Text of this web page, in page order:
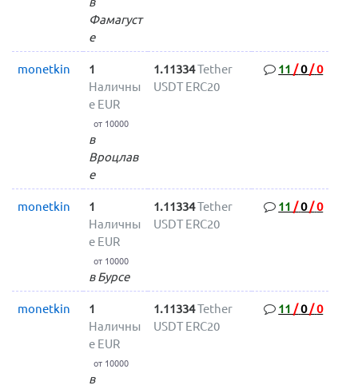
Фамагуст
е
monetkin
1
Наличны
е EUR
от 10000
в
Вроцлав
е
1.11334Tether
USDT ERC20
11 /0/0
monetkin
1
Наличны
е EUR
от 10000
в Бурсе
1.11334Tether
USDT ERC20
11 /0/0
monetkin
1
Наличны
е EUR
от 10000
в
1.11334Tether
USDT ERC20
11 /0/0